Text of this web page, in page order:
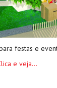
festas e
e veja...